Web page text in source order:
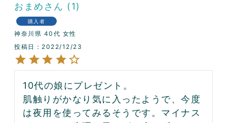
おまめ 1
購入者
神奈川県 40代 女性
投稿日
2022/12/23
10代の娘にプレゼント。
肌触りがかなり気に入ったようで、今度
は夜用を使ってみるそうです。マイナス